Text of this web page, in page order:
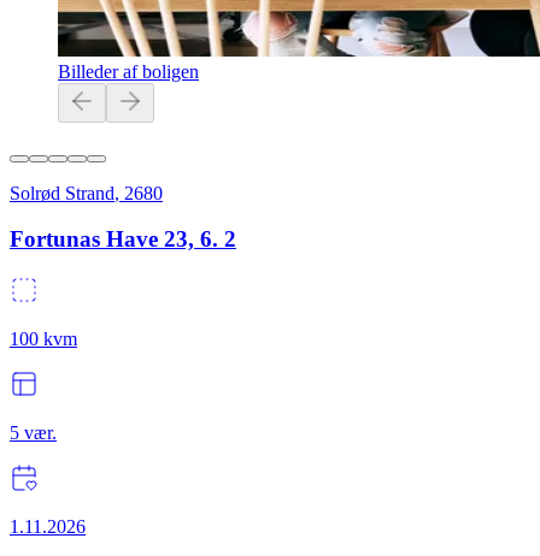
Billeder af boligen
Solrød Strand, 2680
Fortunas Have 23, 6. 2
100 kvm
5 vær.
1.11.2026